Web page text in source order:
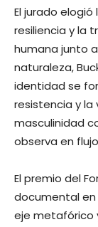
El jurado
resiliencia y la
humana junto
naturaleza,
identidad se
resistencia y la
masculinidad
observa en
El premio del
documental en
eje metafórico